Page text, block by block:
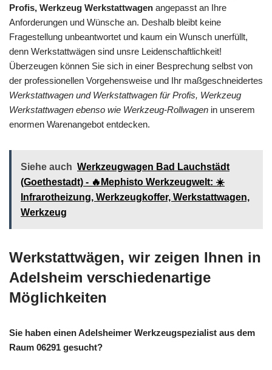
Profis, Werkzeug Werkstattwagen angepasst an Ihre
Anforderungen und Wünsche an. Deshalb bleibt keine
Fragestellung unbeantwortet und kaum ein Wunsch unerfüllt,
denn Werkstattwägen sind unsre Leidenschaftlichkeit!
Überzeugen können Sie sich in einer Besprechung selbst von
der professionellen Vorgehensweise und Ihr maßgeschneidertes
Werkstattwagen und Werkstattwagen für Profis, Werkzeug
Werkstattwagen ebenso wie Werkzeug-Rollwagen in unserem
enormen Warenangebot entdecken.
Siehe auch Werkzeugwagen Bad Lauchstädt
(Goethestadt) - 🔥Mephisto Werkzeugwelt: ☀️
Infrarotheizung, Werkzeugkoffer, Werkstattwagen,
Werkzeug
Werkstattwägen, wir zeigen Ihnen in
Adelsheim verschiedenartige
Möglichkeiten
Sie haben einen Adelsheimer Werkzeugspezialist aus dem
Raum 06291 gesucht?